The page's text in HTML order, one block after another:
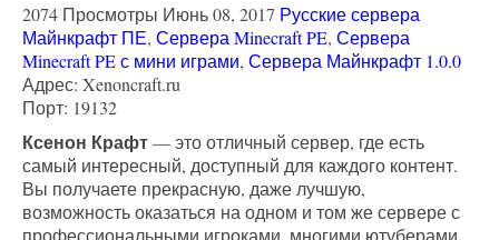
2074 Просмотры Июнь 08, 2017 Русские сервера
Майнкрафт ПЕ, Сервера Minecraft PE, Сервера
Minecraft PE с мини играми, Сервера Майнкрафт 1.0.0
Адрес: Xenoncraft.ru
Порт: 19132
Ксенон Крафт— это отличный сервер, где есть
самый интересный, доступный для каждого контент.
Вы получаете прекрасную, даже лучшую,
возможность оказаться на одном и том же сервере с
профессиональными игроками, многими ютуберами,